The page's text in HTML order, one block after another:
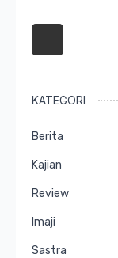
KATEGORI
Berita
Kajian
Review
Imaji
Sastra